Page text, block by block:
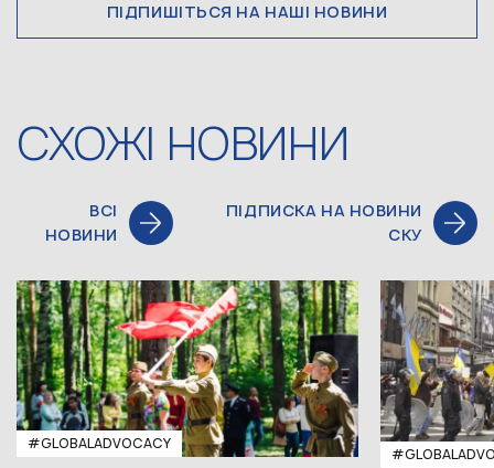
ПІДПИШІТЬСЯ НА НАШІ НОВИНИ
СХОЖІ НОВИНИ
ВСІ
НОВИНИ
ПІДПИСКА НА НОВИНИ
СКУ
#GLOBALADVOCACY